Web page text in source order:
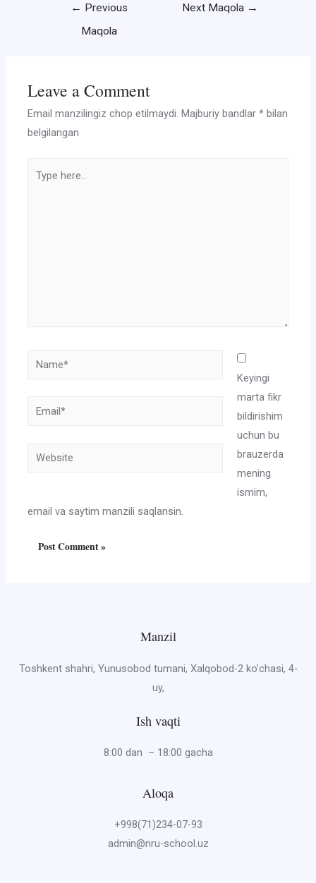
← Previous
Maqola
Next Maqola →
Leave a Comment
Email manzilingiz chop etilmaydi. Majburiy bandlar* bilan
belgilangan
here..
Name*
Email*
Website
Keyingi
marta fikr
bildirishim
uchun bu
brauzerda
mening
ismim,
email va saytim manzili saqlansin.
Manzil
Toshkent shahri, Yunusobod tumani, Xalqobod-2 ko’chasi, 4-
uy,
Ish vaqti
8:00 dan – 18:00 gacha
Aloqa
+998(71)234-07-93
admin@nru-school.uz